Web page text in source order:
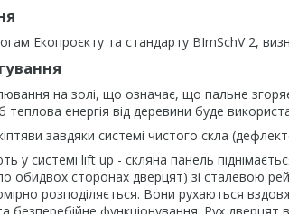
Екопроєкту та стандарту BImSchV 2,
на золі, що означає, що пальне згоряє
теплова енергія від деревини буде
завдяки системі чистого скла
у системі lift up - скляна панель
обидвох сторонах дверцят) зі сталевою
розподіляється. Вони рухаються